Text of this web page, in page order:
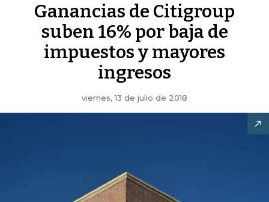
Ganancias de Citigroup
suben 16% por baja de
impuestos y mayores
ingresos
viernes, 13 de julio de 2018